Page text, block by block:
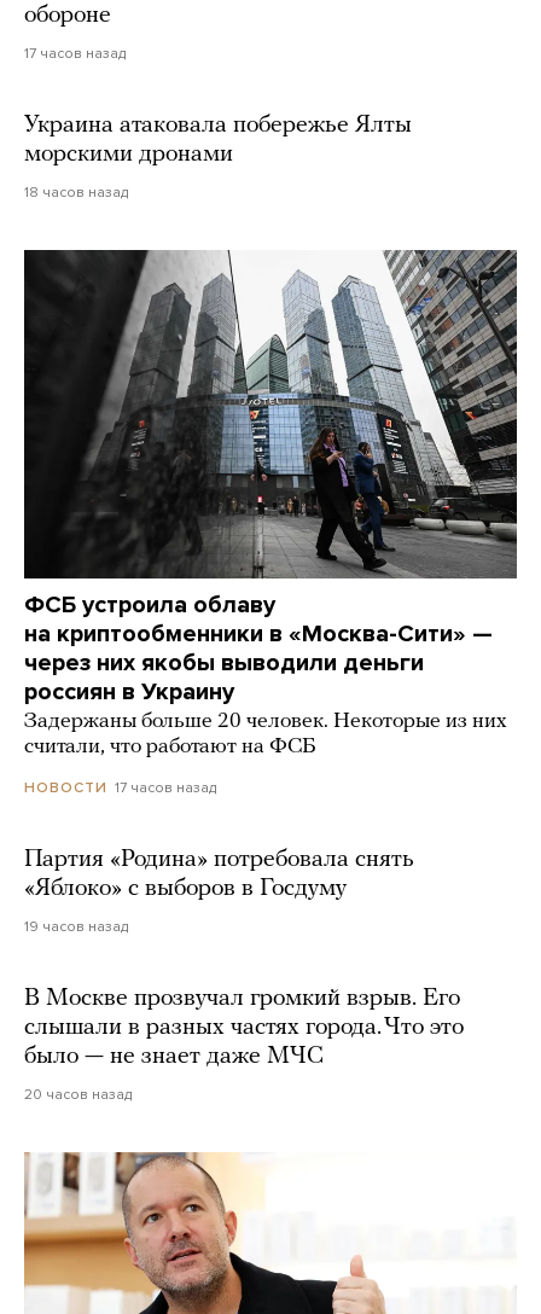
обороне
17 часов назад
Украина атаковала побережье Ялты
морскими дронами
18 часов назад
ФСБ устроила облаву
на криптообменники в «Москва-Сити» —
через них якобы выводили деньги
россиян в Украину
Задержаны больше 20 человек. Некоторые из них
считали, что работают на ФСБ
НОВОСТИ 17 часов назад
Партия «Родина» потребовала снять
«Яблоко» с выборов в Госдуму
19 часов назад
В Москве прозвучал громкий взрыв. Его
слышали в разных частях города. Что это
было — не знает даже МЧС
20 часов назад